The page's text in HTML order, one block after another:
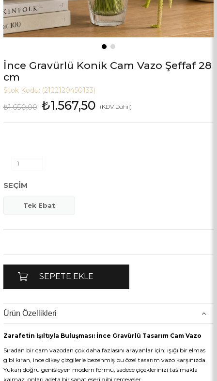
İnce Gravürlü Konik Cam Vazo Şeffaf 28
cm
Stok Kodu: (2122120450133)
₺1.650,00 ₺1.567,50 (KDV Dahil)
SEÇIM
Tek Ebat
Ürün Özellikleri
Zarafetin Işıltıyla Buluşması: İnce Gravürlü Tasarım Cam Vazo
Sıradan bir cam vazodan çok daha fazlasını arayanlar için; ışığı bir elmas
gibi kıran, ince dikey çizgilerle bezenmiş bu özel tasarım vazo karşınızda.
Yukarı doğru genişleyen modern formu, sadece çiçeklerinizi taşımakla
kalmaz, onları adeta bir sanat eseri gibi çerçeveler.